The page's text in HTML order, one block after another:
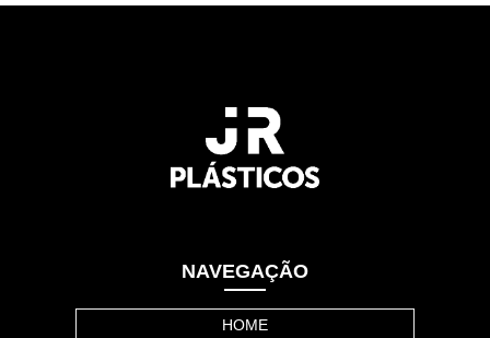
NAVEGAÇÃO
HOME